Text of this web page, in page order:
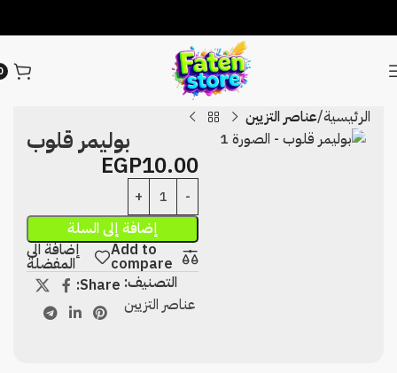
الرئيسية عناصر التزيين
بوليمر قلوب
EGP10.00
إضافة إلى السلة
Add to
compare
إضافة الى
المفضلة
التصنيف:
عناصر التزيين
Share: